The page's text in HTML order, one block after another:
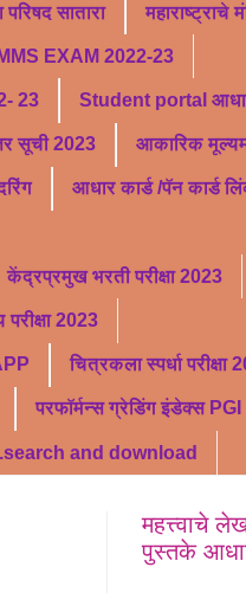
सातारा महाराष्ट्राचे
EXAM 2022-23
23 Student portal
सूची 2023 आकारिक
आधार कार्ड /पॅन कार्ड
केंद्रप्रमुख भरती परीक्षा 2023
परीक्षा 2023
चित्रकला स्पर्धा परीक्षा
परफॉर्मन्स ग्रेडिंग इंडेक्स PGI
and download
महत्त्वाचे
पुस्तके